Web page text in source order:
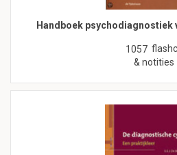
Handboek psychodiagnostiek
1057
& notities